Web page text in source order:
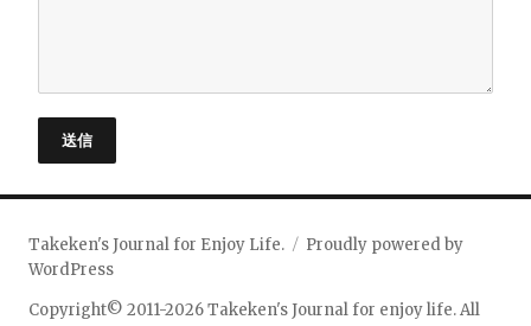
送信
Takeken's Journal for Enjoy Life.
Proudly powered by
WordPress
Copyright© 2011-2026 Takeken's Journal for enjoy life. All